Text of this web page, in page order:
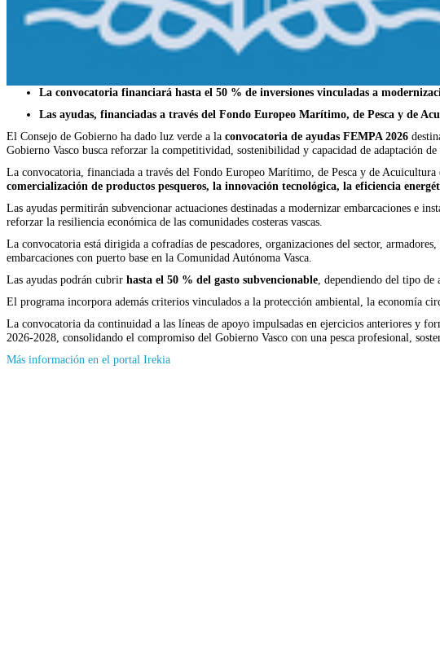
La convocatoria financiará hasta el 50 % de inversiones vinculadas a
Las ayudas, financiadas a través del Fondo Europeo Marítimo, de Pesca y de
El Consejo de Gobierno ha dado luz verde a la convocatoria de ayudas FEMPA 2026
Gobierno Vasco busca reforzar la competitividad, sostenibilidad y capacidad de adaptación
La convocatoria, financiada a través del Fondo Europeo Marítimo, de Pesca y de
comercialización de productos pesqueros, la innovación tecnológica, la eficiencia
Las ayudas permitirán subvencionar actuaciones destinadas a modernizar embarcaciones e
reforzar la resiliencia económica de las comunidades costeras vascas.
La convocatoria está dirigida a cofradías de pescadores, organizaciones del sector,
embarcaciones con puerto base en la Comunidad Autónoma Vasca.
Las ayudas podrán cubrir hasta el 50 % del gasto subvencionable , dependiendo del tipo
El programa incorpora además criterios vinculados a la protección ambiental, la economía
La convocatoria da continuidad a las líneas de apoyo impulsadas en ejercicios anteriores y
2026-2028, consolidando el compromiso del Gobierno Vasco con una pesca profesional,
Más información en el portal Irekia(Se